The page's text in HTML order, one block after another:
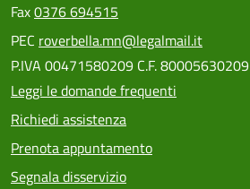
Fax0376 694515
PEC roverbella.mn@legalmail.it
P.IVA 00471580209 C.F. 80005630209
Leggi le domande frequenti
Richiedi assistenza
Prenota appuntamento
Segnala disservizio